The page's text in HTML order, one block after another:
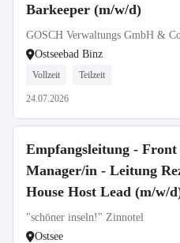
Barkeeper (m/w/d)
GOSCH Verwaltungs GmbH &
Ostseebad Binz
Vollzeit Teilzeit
24.07.2026
Empfangsleitung -
Manager/in - Leitung
House Host Lead (m/w/
"schöner inseln!" Zinnotel
Ostsee